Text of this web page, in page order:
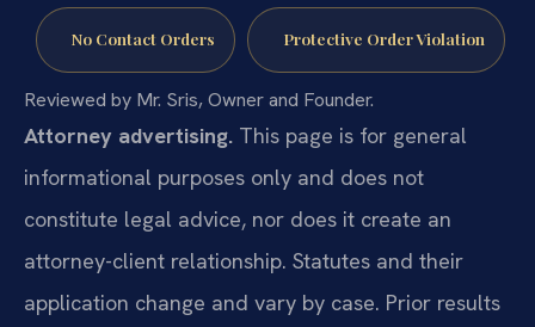
No Contact Orders Protective Order Violation
Reviewed by Mr. Sris, Owner and Founder.
Attorney advertising. This page is for general
informational purposes only and does not
constitute legal advice, nor does it create an
attorney-client relationship. Statutes and their
application change and vary by case. Prior results